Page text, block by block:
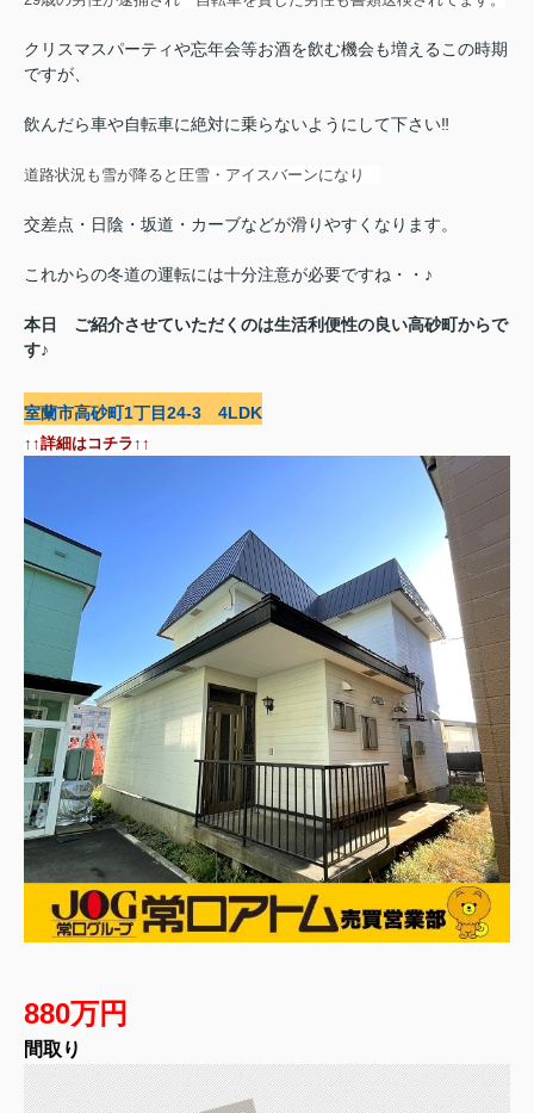
クリスマスパーティや忘年会等お酒を飲む機会も増えるこの時期
ですが、
飲んだら車や自転車に絶対に乗らないようにして下さい‼
道路状況も雪が降ると圧雪・アイスバーンになり
交差点・日陰・坂道・カーブなどが滑りやすくなります。
これからの冬道の運転には十分注意が必要ですね・・♪
本日 ご紹介させていただくのは生活利便性の良い高砂町からで
す♪
室蘭市高砂町1丁目24-3 4LDK
↑↑詳細はコチラ↑↑
880万円
間取り